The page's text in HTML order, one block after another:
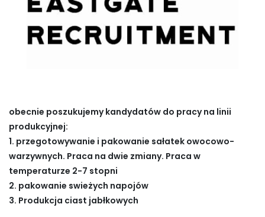
obecnie poszukujemy kandydatów do pracy na linii
produkcyjnej:
1. przegotowywanie i pakowanie sałatek owocowo-
warzywnych. Praca na dwie zmiany. Praca w
temperaturze 2-7 stopni
2. pakowanie swieżych napojów
3. Produkcja ciast jabłkowych